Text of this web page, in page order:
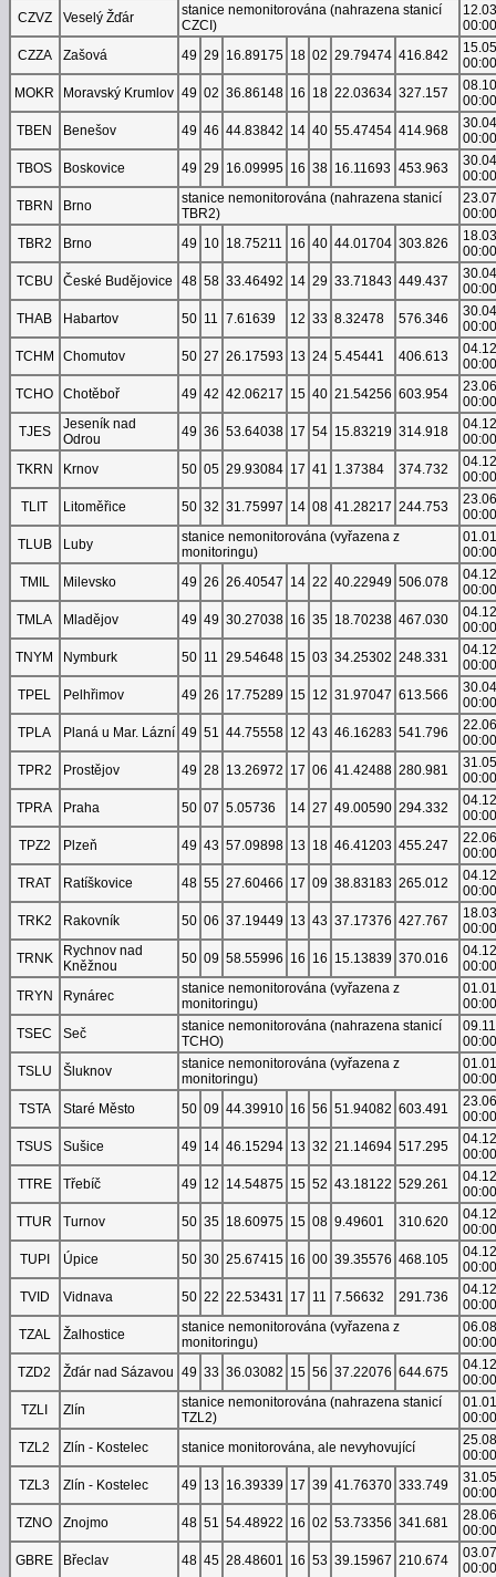
CZVZ
Veselý Žďár
stanice nemonitorována (nahrazena stanicí
CZCI)
00:00
CZZA
Zašová 49 29 16.89175 18 02 29.79474 416.842
00:00
MOKR
Moravský Krumlov 49 02 36.86148 16 18 22.03634 327.157
00:00
TBEN
Benešov 49 46 44.83842 14 40 55.47454 414.968
00:00
TBOS
Boskovice 49 29 16.09995 16 38 16.11693 453.963
00:00
TBRN
Brno
stanice nemonitorována (nahrazena stanicí
TBR2)
00:00
TBR2
Brno 49 10 18.75211 16 40 44.01704 303.826
00:00
TCBU
České Budějovice 48 58 33.46492 14 29 33.71843 449.437
00:00
THAB
Habartov 50 11 7.61639 12 33 8.32478 576.346
00:00
TCHM
Chomutov 50 27 26.17593 13 24 5.45441 406.613
00:00
TCHO
Chotěboř 49 42 42.06217 15 40 21.54256 603.954
00:00
TJES
Jeseník nad
Odrou
49 36 53.64038 17 54 15.83219 314.918
00:00
TKRN
Krnov 50 05 29.93084 17 41 1.37384 374.732
00:00
TLIT
Litoměřice 50 32 31.75997 14 08 41.28217 244.753
00:00
TLUB
Luby
stanice nemonitorována (vyřazena z
monitoringu)
00:00
TMIL
Milevsko 49 26 26.40547 14 22 40.22949 506.078
00:00
TMLA
Mladějov 49 49 30.27038 16 35 18.70238 467.030
00:00
TNYM
Nymburk 50 11 29.54648 15 03 34.25302 248.331
00:00
TPEL
Pelhřimov 49 26 17.75289 15 12 31.97047 613.566
00:00
TPLA
Planá u Mar. Lázní 49 51 44.75558 12 43 46.16283 541.796
00:00
TPR2
Prostějov 49 28 13.26972 17 06 41.42488 280.981
00:00
TPRA
Praha 50 07 5.05736 14 27 49.00590 294.332
00:00
TPZ2
Plzeň 49 43 57.09898 13 18 46.41203 455.247
00:00
TRAT
Ratíškovice 48 55 27.60466 17 09 38.83183 265.012
00:00
TRK2
Rakovník 50 06 37.19449 13 43 37.17376 427.767
00:00
TRNK
Rychnov nad
Kněžnou
50 09 58.55996 16 16 15.13839 370.016
00:00
TRYN
Rynárec
stanice nemonitorována (vyřazena z
monitoringu)
00:00
TSEC
Seč
stanice nemonitorována (nahrazena stanicí
TCHO)
00:00
TSLU
Šluknov
stanice nemonitorována (vyřazena z
monitoringu)
00:00
TSTA
Staré Město 50 09 44.39910 16 56 51.94082 603.491
00:00
TSUS
Sušice 49 14 46.15294 13 32 21.14694 517.295
00:00
TTRE
Třebíč 49 12 14.54875 15 52 43.18122 529.261
00:00
TTUR
Turnov 50 35 18.60975 15 08 9.49601 310.620
00:00
TUPI
Úpice 50 30 25.67415 16 00 39.35576 468.105
00:00
TVID
Vidnava 50 22 22.53431 17 11 7.56632 291.736
00:00
TZAL
Žalhostice
stanice nemonitorována (vyřazena z
monitoringu)
00:00
TZD2
Žďár nad Sázavou 49 33 36.03082 15 56 37.22076 644.675
00:00
TZLI
Zlín
stanice nemonitorována (nahrazena stanicí
TZL2)
00:00
TZL2
Zlín - Kostelec stanice monitorována, ale nevyhovující
00:00
TZL3
Zlín - Kostelec 49 13 16.39339 17 39 41.76370 333.749
00:00
TZNO
Znojmo 48 51 54.48922 16 02 53.73356 341.681
00:00
GBRE
Břeclav 48 45 28.48601 16 53 39.15967 210.674
00:00